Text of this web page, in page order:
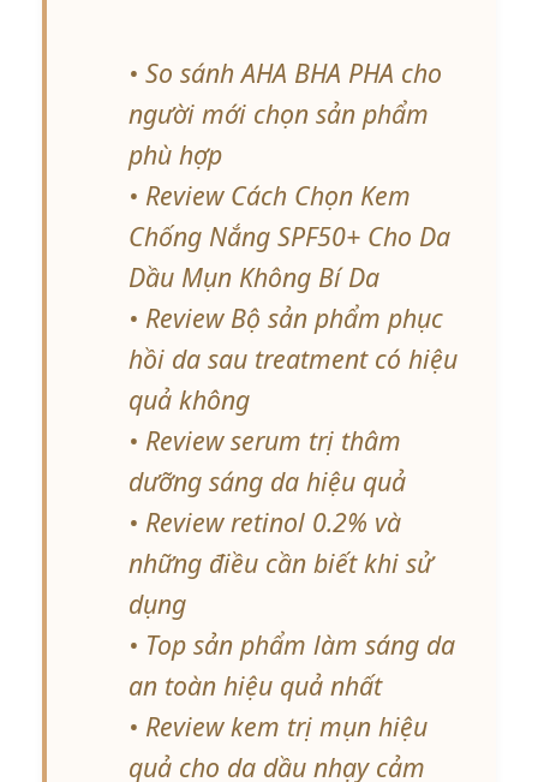
• So sánh AHA BHA PHA cho
người mới chọn sản phẩm
phù hợp
• Review Cách Chọn Kem
Chống Nắng SPF50+ Cho Da
Dầu Mụn Không Bí Da
• Review Bộ sản phẩm phục
hồi da sau treatment có hiệu
quả không
• Review serum trị thâm
dưỡng sáng da hiệu quả
• Review retinol 0.2% và
những điều cần biết khi sử
dụng
• Top sản phẩm làm sáng da
an toàn hiệu quả nhất
• Review kem trị mụn hiệu
quả cho da dầu nhạy cảm